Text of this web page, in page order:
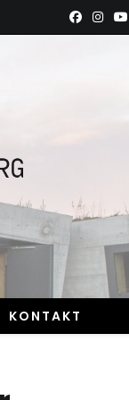
KONTAKT